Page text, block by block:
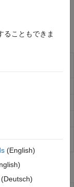
成
の項の削除
ることもできま
(English)
(Deutsch)